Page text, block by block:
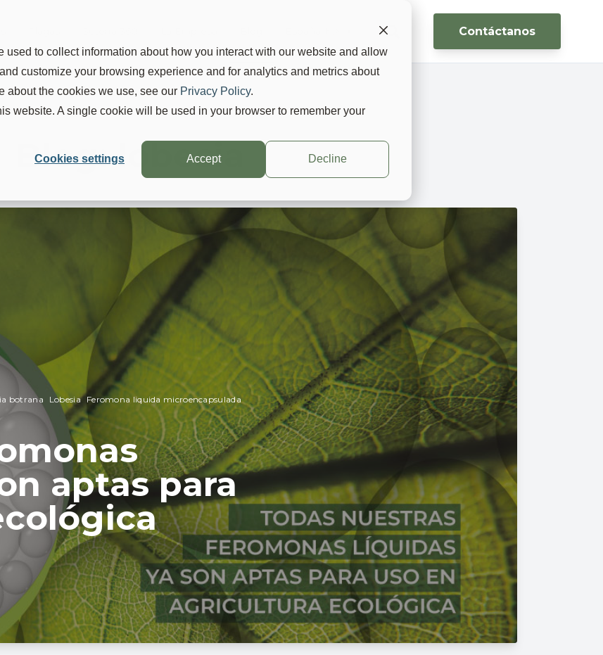
to collect information about how you interact with our website and allow
customize your browsing experience and for analytics and metrics about
about the cookies we use, see our Privacy Policy.
website. A single cookie will be used in your browser to remember your
Cookies settings Accept Decline
Contáctanos
Blog: lobesia
botrana Lobesia
Feromona liquida microencapsulada
aptas para